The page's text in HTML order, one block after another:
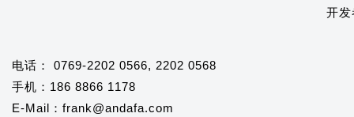
开
电话： 0769-2202 0566, 2202 0568
手机：186 8866 1178
E-Mail：frank@andafa.com